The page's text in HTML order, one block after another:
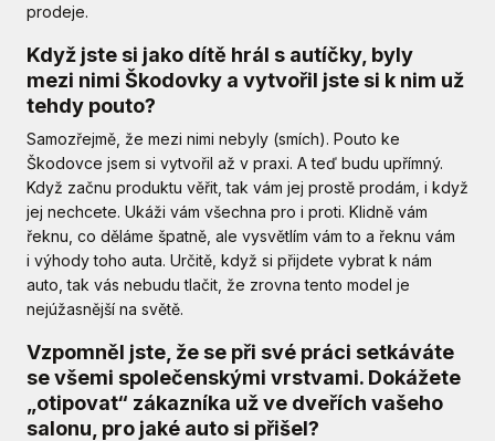
prodeje.
Když jste si jako dítě hrál s autíčky, byly
mezi nimi Škodovky a vytvořil jste si k nim už
tehdy pouto?
Samozřejmě, že mezi nimi nebyly (smích). Pouto ke
Škodovce jsem si vytvořil až v praxi. A teď budu upřímný.
Když začnu produktu věřit, tak vám jej prostě prodám, i když
jej nechcete. Ukáži vám všechna pro i proti. Klidně vám
řeknu, co děláme špatně, ale vysvětlím vám to a řeknu vám
i výhody toho auta. Určitě, když si přijdete vybrat k nám
auto, tak vás nebudu tlačit, že zrovna tento model je
nejúžasnější na světě.
Vzpomněl jste, že se při své práci setkáváte
se všemi společenskými vrstvami. Dokážete
„otipovat“ zákazníka už ve dveřích vašeho
salonu, pro jaké auto si přišel?